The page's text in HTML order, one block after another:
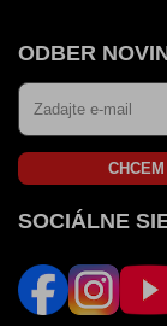
ODBER
SOCIÁLNE